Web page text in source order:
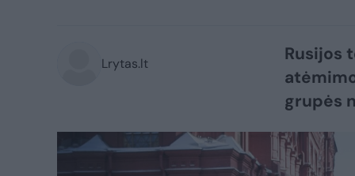
Lrytas.lt
Rusijos
grupės